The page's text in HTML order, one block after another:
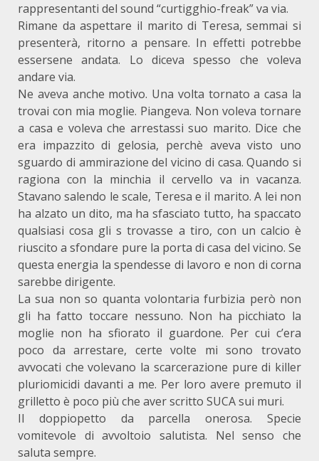
rappresentanti del sound “curtigghio-freak” va via.
Rimane da aspettare il marito di Teresa, semmai si
presenterà, ritorno a pensare. In effetti potrebbe
essersene andata. Lo diceva spesso che voleva
andare via.
Ne aveva anche motivo. Una volta tornato a casa la
trovai con mia moglie. Piangeva. Non voleva tornare
a casa e voleva che arrestassi suo marito. Dice che
era impazzito di gelosia, perchè aveva visto uno
sguardo di ammirazione del vicino di casa. Quando si
ragiona con la minchia il cervello va in vacanza.
Stavano salendo le scale, Teresa e il marito. A lei non
ha alzato un dito, ma ha sfasciato tutto, ha spaccato
qualsiasi cosa gli s trovasse a tiro, con un calcio è
riuscito a sfondare pure la porta di casa del vicino. Se
questa energia la spendesse di lavoro e non di corna
sarebbe dirigente.
La sua non so quanta volontaria furbizia però non
gli ha fatto toccare nessuno. Non ha picchiato la
moglie non ha sfiorato il guardone. Per cui c’era
poco da arrestare, certe volte mi sono trovato
avvocati che volevano la scarcerazione pure di killer
pluriomicidi davanti a me. Per loro avere premuto il
grilletto è poco più che aver scritto SUCA sui muri.
Il doppiopetto da parcella onerosa. Specie
vomitevole di avvoltoio salutista. Nel senso che
saluta sempre.